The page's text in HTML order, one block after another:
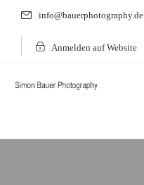
info@bauerphotography.de
Anmelden auf Website